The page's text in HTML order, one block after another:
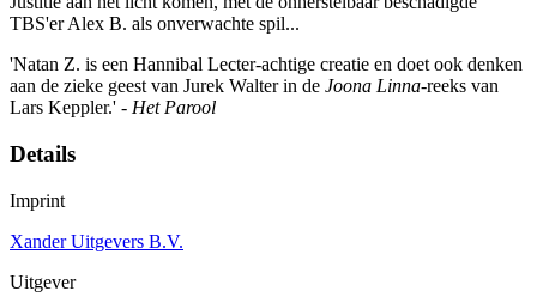
TBS'er Alex B. als onverwachte spil...
'Natan Z. is een Hannibal Lecter-achtige creatie en doet ook denken
aan de zieke geest van Jurek Walter in de Joona Linna-reeks van
Lars Keppler.' - Het Parool
Details
Imprint
Xander Uitgevers B.V.
Uitgever